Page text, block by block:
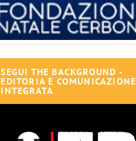
SEGUI THE BACKGROUND -
EDITORIA E COMUNICAZIONE
INTEGRATA